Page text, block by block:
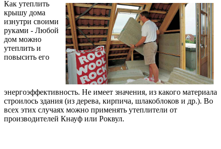
Как утеплить
крышу дома
изнутри своими
руками - Любой
дом можно
утеплить и
повысить его
энергоэффективность. Не имеет значения, из какого материала
строилось здания (из дерева, кирпича, шлакоблоков и др.). Во
всех этих случаях можно применять утеплители от
производителей Кнауф или Роквул.